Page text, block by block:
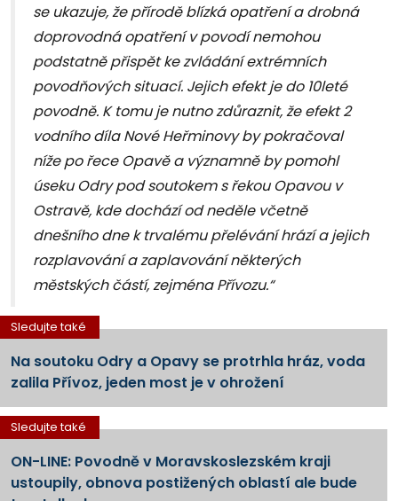
se ukazuje, že přírodě blízká opatření a drobná
doprovodná opatření v povodí nemohou
podstatně přispět ke zvládání extrémních
povodňových situací. Jejich efekt je do 10leté
povodně. K tomu je nutno zdůraznit, že efekt 2
vodního díla Nové Heřminovy by pokračoval
níže po řece Opavě a významně by pomohl
úseku Odry pod soutokem s řekou Opavou v
Ostravě, kde dochází od neděle včetně
dnešního dne k trvalému přelévání hrází a jejich
rozplavování a zaplavování některých
městských částí, zejména Přívozu.“
Sledujte také
Na soutoku Odry a Opavy se protrhla hráz, voda
zalila Přívoz, jeden most je v ohrožení
Sledujte také
ON-LINE: Povodně v Moravskoslezském kraji
ustoupily, obnova postižených oblastí ale bude